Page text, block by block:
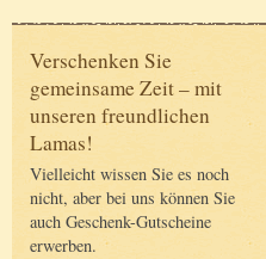
Verschenken Sie
gemeinsame Zeit – mit
unseren freundlichen
Lamas!
Vielleicht wissen Sie es noch
nicht, aber bei uns können Sie
auch Geschenk-Gutscheine
erwerben.